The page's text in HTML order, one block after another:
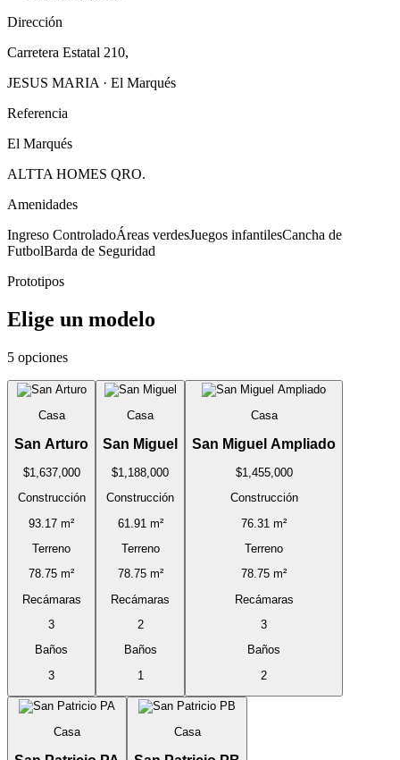
Dirección
Carretera Estatal 210,
JESUS MARIA · El Marqués
Referencia
El Marqués
ALTTA HOMES QRO.
Amenidades
Ingreso ControladoÁreas verdesJuegos infantilesCancha de
FutbolBarda de Seguridad
Prototipos
Elige un modelo
5 opciones
Casa
San Arturo
$1,637,000
Construcción
93.17 m²
Terreno
78.75 m²
Recámaras
3
Baños
3
Casa
San Miguel
$1,188,000
Construcción
61.91 m²
Terreno
78.75 m²
Recámaras
2
Baños
1
Casa
San Miguel Ampliado
$1,455,000
Construcción
76.31 m²
Terreno
78.75 m²
Recámaras
3
Baños
2
Casa Casa